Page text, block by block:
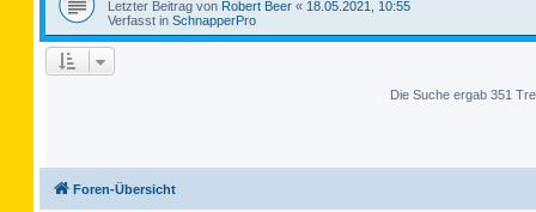
Letzter Beitrag von Robert Beer « 18.05.2021, 10:55
Verfasst in SchnapperPro
Die Suche ergab 351
Foren-Übersicht